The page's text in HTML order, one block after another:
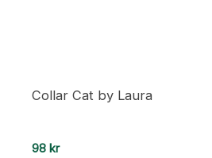
Collar Cat by Laura
98 kr